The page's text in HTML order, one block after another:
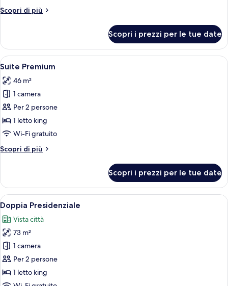
Scopri di più
Altri
monolocale
(Twin)
Scopri i prezzi per le tue date
Apri
tutte
le
foto
per
Suite
Premium
Camera d'albergo moderna con
6
Suite Premium
46 m²
1 camera
Per 2 persone
1 letto king
Wi-Fi gratuito
Scopri di più
Altri
Premium
Scopri i prezzi per le tue date
Apri
tutte
le
foto
per
Doppia
Presidenziale
Un soggiorno moderno con un
7
Doppia Presidenziale
Vista città
73 m²
1 camera
Per 2 persone
1 letto king